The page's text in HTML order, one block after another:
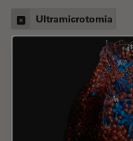
Ultramicrotomia